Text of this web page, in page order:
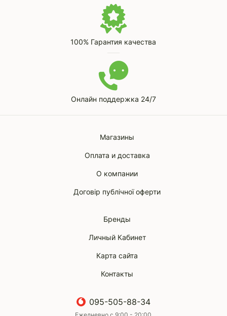
100% Гарантия качества
Онлайн поддержка 24/7
Магазины
Оплата и доставка
О компании
Договір публічної оферти
Бренды
Личный Кабинет
Карта сайта
Контакты
095-505-88-34